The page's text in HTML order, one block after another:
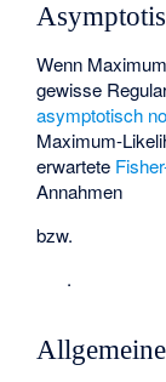
Wenn
gewisse
asymptotisch
Maximum-
erwartete
Annahmen
bzw.
.